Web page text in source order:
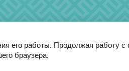
его работы. Продолжая работу
браузера.